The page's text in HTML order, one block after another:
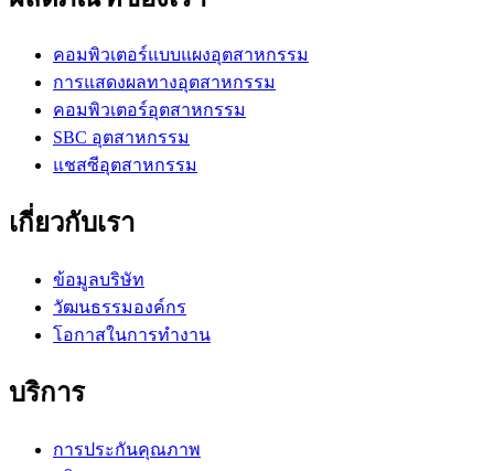
คอมพิวเตอร์แบบแผงอุตสาหกรรม
การแสดงผลทางอุตสาหกรรม
คอมพิวเตอร์อุตสาหกรรม
SBC อุตสาหกรรม
แชสซีอุตสาหกรรม
เกี่ยวกับเรา
ข้อมูลบริษัท
วัฒนธรรมองค์กร
โอกาสในการทำงาน
บริการ
การประกันคุณภาพ